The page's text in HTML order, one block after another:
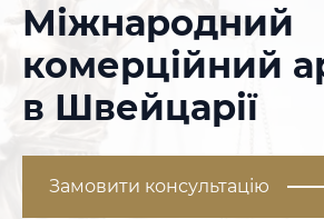
Міжнародний
комерційний
в Швейцарії
Замовити консультацію